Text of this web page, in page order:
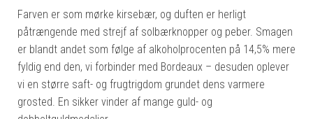
Farven er som mørke kirsebær, og duften er herligt
påtrængende med strejf af solbærknopper og peber. Smagen
er blandt andet som følge af alkoholprocenten på 14,5% mere
fyldig end den, vi forbinder med Bordeaux – desuden oplever
vi en større saft- og frugtrigdom grundet dens varmere
grosted. En sikker vinder af mange guld- og